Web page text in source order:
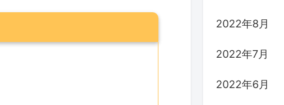
2022年8月
2022年7月
2022年6月